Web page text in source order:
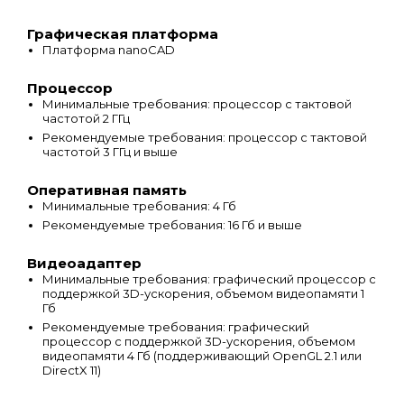
Графическая платформа
Платформа nanoCAD
Процессор
Минимальные требования: процессор с тактовой
частотой 2 ГГц
Рекомендуемые требования: процессор с тактовой
частотой 3 ГГц и выше
Оперативная память
Минимальные требования: 4 Гб
Рекомендуемые требования: 16 Гб и выше
Видеоадаптер
Минимальные требования: графический процессор с
поддержкой 3D-ускорения, объемом видеопамяти 1
Гб
Рекомендуемые требования: графический
процессор с поддержкой 3D-ускорения, объемом
видеопамяти 4 Гб (поддерживающий OpenGL 2.1 или
DirectX 11)